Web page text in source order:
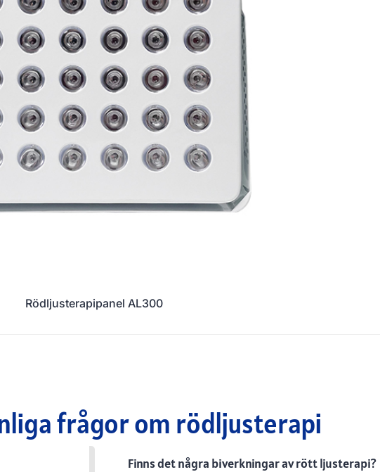
Rödljusterapipanel AL300
frågor om rödljusterapi
Finns det några biverkningar av rött ljusterapi?